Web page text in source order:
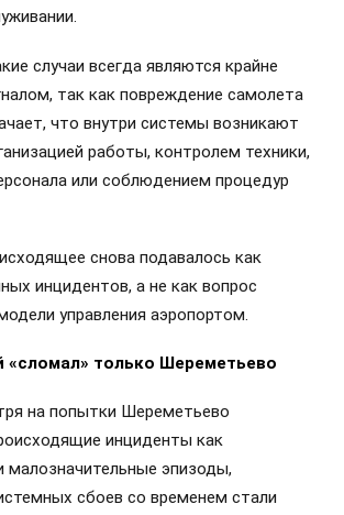
случаи всегда являются крайне
так как повреждение самолета
что внутри системы возникают
работы, контролем техники,
или соблюдением процедур
снова подавалось как
инцидентов, а не как вопрос
управления аэропортом.
«сломал» только Шереметьево
на попытки Шереметьево
инциденты как
малозначительные эпизоды,
сбоев со временем стали